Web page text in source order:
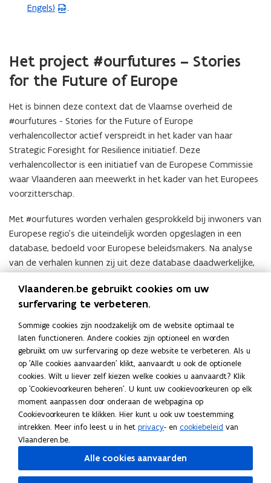
Engels)
e
s
a
n
d
o
p
e
i
n
n
i
e
v
e
n
s
t
e
r
)
.
Het project #ourfutures – Stories
for the Future of Europe
Het is binnen deze context dat de Vlaamse overheid de
#ourfutures - Stories for the Future of Europe
verhalencollector actief verspreidt in het kader van haar
Strategic Foresight for Resilience initiatief. Deze
verhalencollector is een initiatief van de Europese Commissie
waar Vlaanderen aan meewerkt in het kader van het Europees
voorzitterschap.
Met #ourfutures worden verhalen gesprokkeld bij inwoners van
Europese regio’s die uiteindelijk worden opgeslagen in een
database, bedoeld voor Europese beleidsmakers. Na analyse
van de verhalen kunnen zij uit deze database daadwerkelijke,
Europees niveau.
Vlamingen hopen we als Vlaamse overheid zelf ook veel
nuttigs te weten te komen en zetten we Vlaanderen als regio
extra in de kijker bij de Europese instellingen.
Deel zelf jouw verhaal over de toekomst van Europa in de
verhalencollector#ourfutures - Stories for the Future of
Europe
(
o
p
e
t
. (Kies je taal van voorkeur met de knop
rechtsboven.)
Lees deze pagina in: English
Deel deze pagina
Vlaanderen.be gebruikt cookies om uw
surfervaring te verbeteren.
Sommige cookies zijn noodzakelijk om de website optimaal te
laten functioneren. Andere cookies zijn optioneel en worden
gebruikt om uw surfervaring op deze website te verbeteren. Als u
op 'Alle cookies aanvaarden' klikt, aanvaardt u ook de optionele
cookies. Wilt u liever zelf kiezen welke cookies u aanvaardt? Klik
op 'Cookievoorkeuren beheren'. U kunt uw cookievoorkeuren op elk
moment aanpassen door onderaan de webpagina op
Cookievoorkeuren te klikken. Hier kunt u ook uw toestemming
intrekken. Meer info leest u in het privacy- en cookiebeleid van
Vlaanderen.be.
Alle cookies aanvaarden